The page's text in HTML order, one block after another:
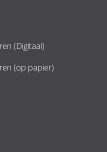
(Digitaal)
(op papier)